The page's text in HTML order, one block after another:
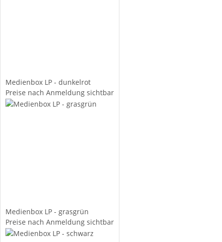
Medienbox LP - dunkelrot
Preise nach Anmeldung sichtbar
Medienbox LP - grasgrün
Preise nach Anmeldung sichtbar